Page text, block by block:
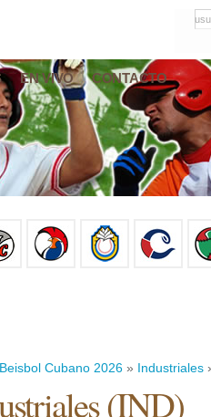
EN VIVO CONTACTO
Cubano 2026 » Industriales
(IND)